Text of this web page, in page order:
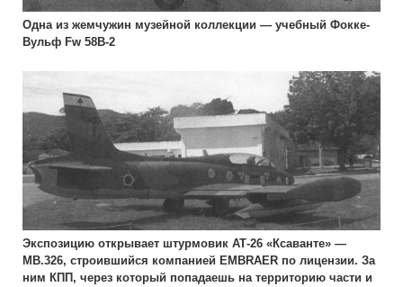
Одна из жемчужин музейной коллекции — учебный Фокке-
Вульф Fw 58В-2
Экспозицию открывает штурмовик АТ-26 «Ксаванте» —
МВ.326, строившийся компанией EMBRAER по лицензии. За
ним КПП, через который попадаешь на территорию части и